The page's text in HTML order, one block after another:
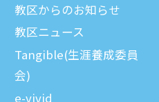
教区からのお知らせ
教区ニュース
Tangible(生涯養成委員
会)
e-vivid